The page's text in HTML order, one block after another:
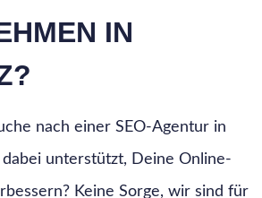
IN
nach einer SEO-Agentur in
dabei unterstützt, Deine Online-
Keine Sorge, wir sind für